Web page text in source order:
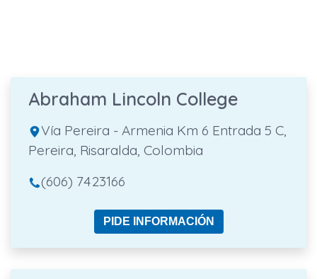
Abraham Lincoln College
Vía Pereira - Armenia Km 6 Entrada 5 C,
Pereira, Risaralda, Colombia
(606) 7423166
PIDE INFORMACIÓN